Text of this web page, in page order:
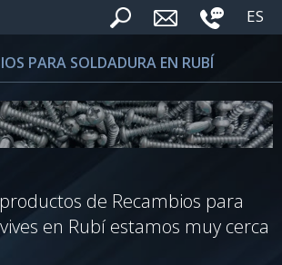
ES
PARA SOLDADURA EN RUBÍ
de Recambios para
en Rubí estamos muy cerca